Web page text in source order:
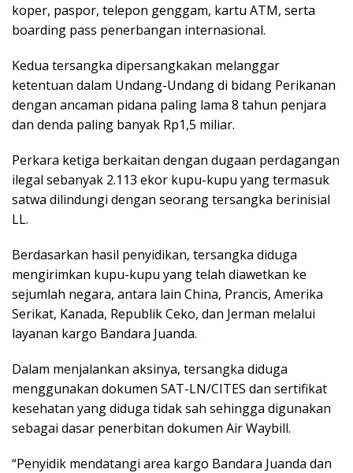
koper, paspor, telepon genggam, kartu ATM, serta
boarding pass penerbangan internasional.
Kedua tersangka dipersangkakan melanggar
ketentuan dalam Undang-Undang di bidang Perikanan
dengan ancaman pidana paling lama 8 tahun penjara
dan denda paling banyak Rp1,5 miliar.
Perkara ketiga berkaitan dengan dugaan perdagangan
ilegal sebanyak 2.113 ekor kupu-kupu yang termasuk
satwa dilindungi dengan seorang tersangka berinisial
LL.
Berdasarkan hasil penyidikan, tersangka diduga
mengirimkan kupu-kupu yang telah diawetkan ke
sejumlah negara, antara lain China, Prancis, Amerika
Serikat, Kanada, Republik Ceko, dan Jerman melalui
layanan kargo Bandara Juanda.
Dalam menjalankan aksinya, tersangka diduga
menggunakan dokumen SAT-LN/CITES dan sertifikat
kesehatan yang diduga tidak sah sehingga digunakan
sebagai dasar penerbitan dokumen Air Waybill.
“Penyidik mendatangi area kargo Bandara Juanda dan